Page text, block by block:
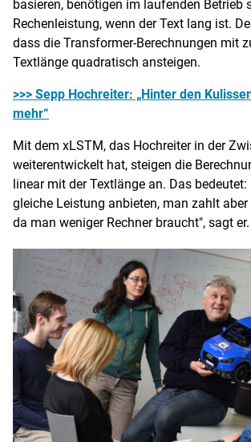
basieren, benötigen im laufenden Betrieb
Rechenleistung, wenn der Text lang ist.
dass die Transformer-Berechnungen mit
Textlänge quadratisch ansteigen.
>>> Sepp Hochreiter: „Hinter den
mehr“
Mit dem xLSTM, das Hochreiter in der
weiterentwickelt hat, steigen die
linear mit der Textlänge an. Das bedeutet:
gleiche Leistung anbieten, man zahlt
da man weniger Rechner braucht", sagt er.